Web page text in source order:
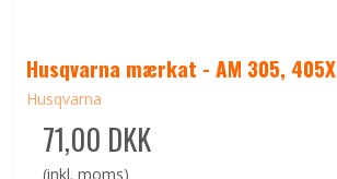
Husqvarna mærkat - AM 305, 405X
Husqvarna
71,00 DKK
(inkl. moms)